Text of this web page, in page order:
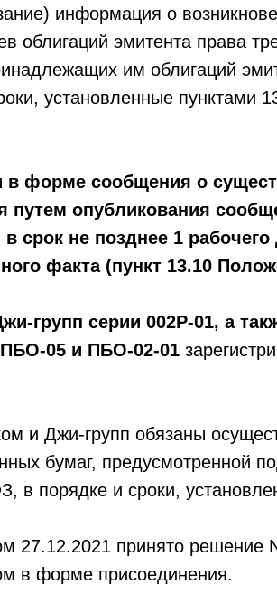
информация о
облигаций эмитента права
им облигаций
установленные пунктами
форме сообщения о
путем опубликования
срок не позднее 1
факта (пункт 13.10
групп серии 002Р-01, а
05 и ПБО-02-01
и Джи-групп обязаны
бумаг, предусмотренной
в порядке и сроки,
27.12.2021 принято решение
в форме присоединения.